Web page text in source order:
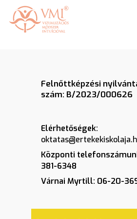
https://vmi.life/
main
Felnőttképzési
szám: B/2023/000626
Elérhetőségek:
Központi
381-6348
Várnai Myrtill: 06-20-